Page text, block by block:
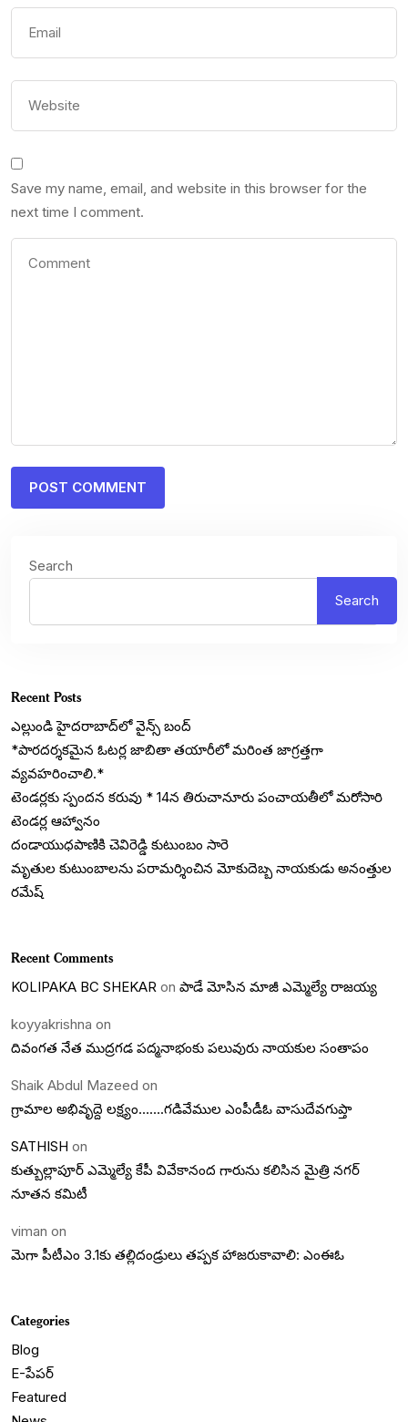
Save my name, email, and website in this browser for the
next time I comment.
Search
Search
Recent Posts
ఎల్లుండి హైదరాబాద్‌లో వైన్స్ బంద్
*పారదర్శకమైన ఓటర్ల జాబితా తయారీలో మరింత జాగ్రత్తగా
వ్యవహరించాలి.*
టెండర్లకు స్పందన కరువు * 14న తిరుచానూరు పంచాయతీలో మరోసారి
టెండర్ల ఆహ్వానం
దండాయుధపాణికి చెవిరెడ్డి కుటుంబం సారె
మృతుల కుటుంబాలను పరామర్శించిన మోకుదెబ్బ నాయకుడు అనంత్తుల
రమేష్
Recent Comments
KOLIPAKA BC SHEKAR on పాడే మోసిన మాజీ ఎమ్మెల్యే రాజయ్య
koyyakrishna on
దివంగత నేత ముద్రగడ పద్మనాభంకు పలువురు నాయకుల సంతాపం
Shaik Abdul Mazeed on
గ్రామాల అభివృద్దె లక్ష్యం…….గడివేముల ఎంపీడీఓ వాసుదేవగుప్తా
SATHISH on
కుత్బుల్లాపూర్ ఎమ్మెల్యే కేపీ వివేకానంద గారును కలిసిన మైత్రి నగర్
నూతన కమిటీ
viman on
మెగా పీటీఎం 3.1కు తల్లిదండ్రులు తప్పక హాజరుకావాలి: ఎంఈఓ
Categories
Blog
E-పేపర్
Featured